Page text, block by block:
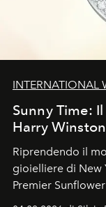
INTERNATIONAL
Sunny Time:
Harry
Riprendendo il
gioielliere di New
Premier